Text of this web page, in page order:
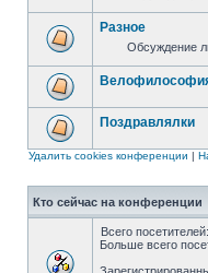
Разное
Обсуждение
Поздравлялки
Удалить cookies конференции |
Кто сейчас на конференции
Всего посетителей:
Больше всего